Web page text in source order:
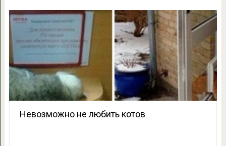
Невозможно не любить котов